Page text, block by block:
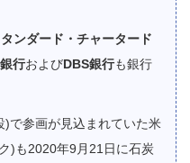
ンダード・チャータード
行およびDBS銀行も銀行
)で参画が見込まれていた米
)も2020年9月21日に石炭